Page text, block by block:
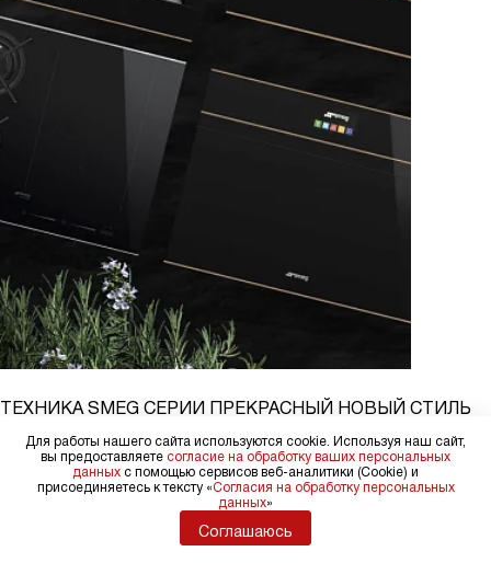
Классика (Classica)
Коллекция (Collezione)
ТЕХНИКА SMEG СЕРИИ ПРЕКРАСНЫЙ НОВЫЙ СТИЛЬ
(DOLCE STIL NOVO)
Приборы из коллекции Smeg Dolce stil novo выполнены
в универсальном черном цвете и дополнены медным или
стальным профилем, благодаря чему они прекрасно дополнят
Для работы нашего сайта используются cookie. Используя наш сайт,
вы предоставляете согласие на обработку ваших персональных
данных с помощью сервисов веб-аналитики (Cookie) и
присоединяетесь к тексту «Согласия на обработку персональных
данных»
Соглашаюсь